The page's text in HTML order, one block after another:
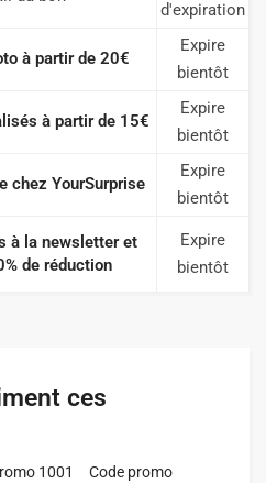
d'expiration
à partir de 20€
Expire
bientôt
à partir de 15€
Expire
bientôt
chez YourSurprise
Expire
bientôt
à la newsletter et
de réduction
Expire
bientôt
ces
1001
Code promo